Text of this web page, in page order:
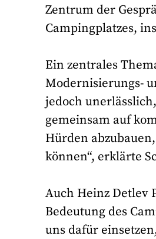
Zentrum der
Campingplatzes,
Ein zentrales
Modernisierungs-
jedoch
gemeinsam auf
Hürden
können“, erklärte
Auch Heinz Detlev
Bedeutung des
uns dafür